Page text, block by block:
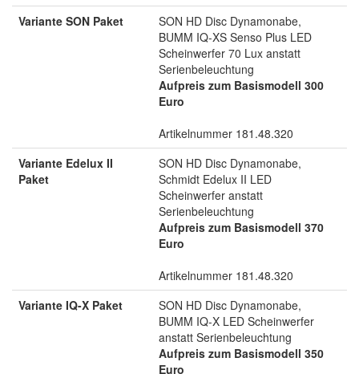
Variante SON Paket
SON HD Disc Dynamonabe,
BUMM IQ-XS Senso Plus LED
Scheinwerfer 70 Lux anstatt
Serienbeleuchtung
Aufpreis zum Basismodell 300
Euro
Artikelnummer 181.48.320
Variante Edelux II
Paket
SON HD Disc Dynamonabe,
Schmidt Edelux II LED
Scheinwerfer anstatt
Serienbeleuchtung
Aufpreis zum Basismodell 370
Euro
Artikelnummer 181.48.320
Variante IQ-X Paket
SON HD Disc Dynamonabe,
BUMM IQ-X LED Scheinwerfer
anstatt Serienbeleuchtung
Aufpreis zum Basismodell 350
Euro